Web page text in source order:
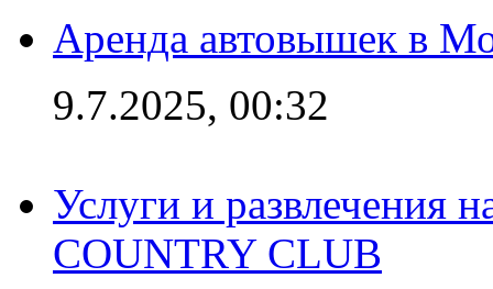
Аренда автовышек в
9.7.2025, 00:32
Услуги и развлечения
COUNTRY CLUB